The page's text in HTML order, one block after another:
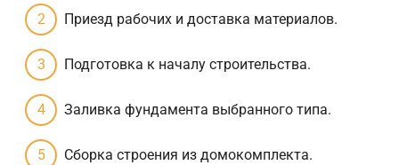
Приезд рабочих и доставка материалов.
Подготовка к началу строительства.
Заливка фундамента выбранного типа.
Сборка строения из домокомплекта.